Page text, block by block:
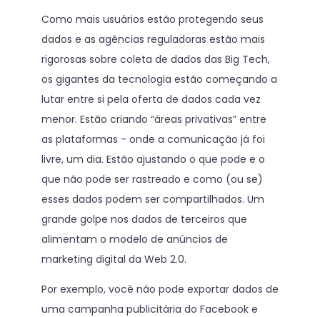
Como mais usuários estão protegendo seus
dados e as agências reguladoras estão mais
rigorosas sobre coleta de dados das Big Tech,
os gigantes da tecnologia estão começando a
lutar entre si pela oferta de dados cada vez
menor. Estão criando “áreas privativas” entre
as plataformas - onde a comunicação já foi
livre, um dia. Estão ajustando o que pode e o
que não pode ser rastreado e como (ou se)
esses dados podem ser compartilhados. Um
grande golpe nos dados de terceiros que
alimentam o modelo de anúncios de
marketing digital da Web 2.0.
Por exemplo, você não pode exportar dados de
uma campanha publicitária do Facebook e